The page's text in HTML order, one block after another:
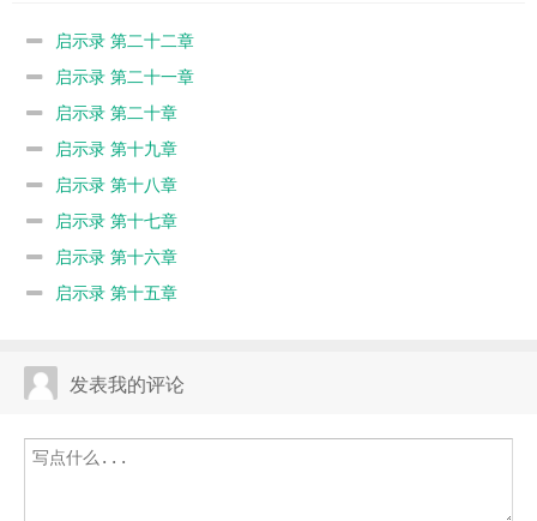
启示录 第二十二章
启示录 第二十一章
启示录 第二十章
启示录 第十九章
启示录 第十八章
启示录 第十七章
启示录 第十六章
启示录 第十五章
发表我的评论